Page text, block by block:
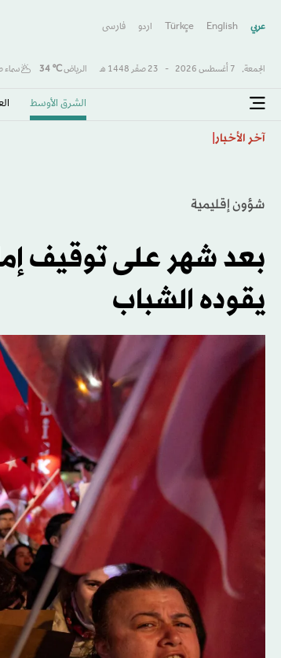
عربي English
Türkçe اردو فارسى
الجمعة, 7 أغسطس 2026 - 23 صفَر 1448 هـ الرياض℃
34 سماء
الشرق الأوسط​
آخر الأخبار
شؤون إقليمية
بعد شهر على توقيف
يقوده الشباب